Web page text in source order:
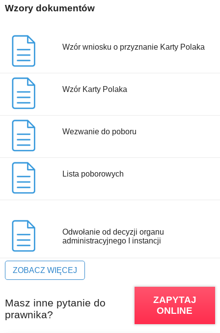
Wzory dokumentów
Wzór wniosku o przyznanie Karty Polaka
Wzór Karty Polaka
Wezwanie do poboru
Lista poborowych
Odwołanie od decyzji organu
administracyjnego I instancji
ZOBACZ WIĘCEJ
Masz inne pytanie do
prawnika?
ZAPYTAJ
ONLINE